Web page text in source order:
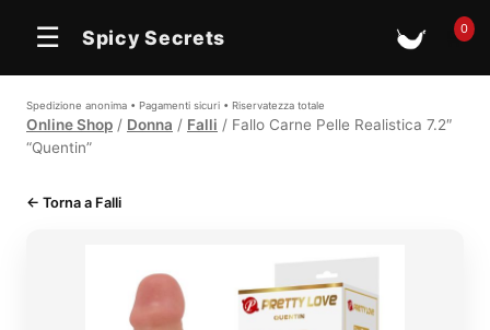
☰ Spicy Secrets 🛒0
Spedizione anonima • Pagamenti sicuri • Riservatezza totale
Online Shop / Donna / Falli / Fallo Carne Pelle Realistica 7.2″
“Quentin”
← Torna a Falli
In